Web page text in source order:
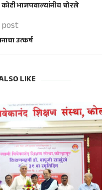
भाजपवाल्यांनीच चोरले
उत्कर्ष
LIKE